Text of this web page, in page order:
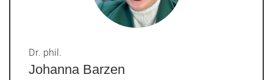
Johanna Barzen
Dr. phil.